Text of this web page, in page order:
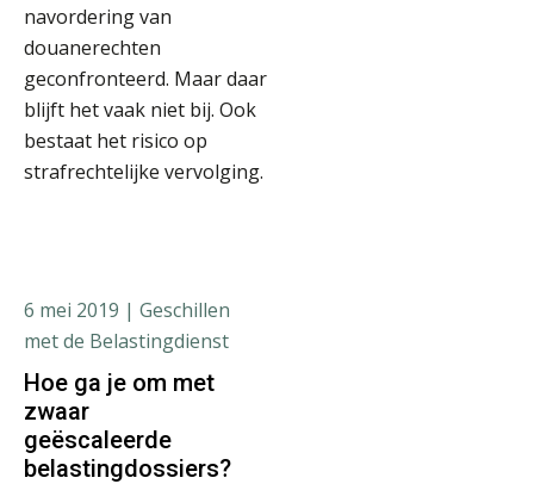
navordering van
douanerechten
geconfronteerd. Maar daar
blijft het vaak niet bij. Ook
bestaat het risico op
strafrechtelijke vervolging.
6 mei 2019 | Geschillen
met de Belastingdienst
Hoe ga je om met
zwaar
geëscaleerde
belastingdossiers?